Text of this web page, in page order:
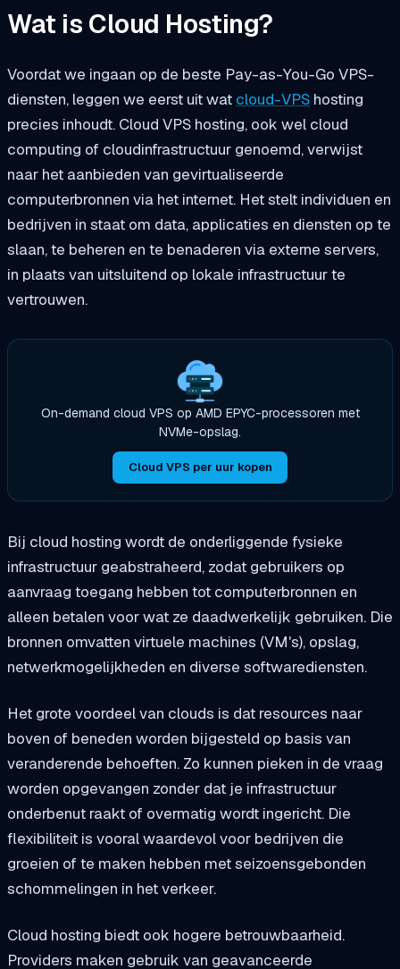
Wat is Cloud Hosting?
Voordat we ingaan op de beste Pay-as-You-Go VPS-
diensten, leggen we eerst uit wat cloud-VPS hosting
precies inhoudt. Cloud VPS hosting, ook wel cloud
computing of cloudinfrastructuur genoemd, verwijst
naar het aanbieden van gevirtualiseerde
computerbronnen via het internet. Het stelt individuen en
bedrijven in staat om data, applicaties en diensten op te
slaan, te beheren en te benaderen via externe servers,
in plaats van uitsluitend op lokale infrastructuur te
vertrouwen.
On-demand cloud VPS op AMD EPYC-processoren met
NVMe-opslag.
Cloud VPS per uur kopen
Bij cloud hosting wordt de onderliggende fysieke
infrastructuur geabstraheerd, zodat gebruikers op
aanvraag toegang hebben tot computerbronnen en
alleen betalen voor wat ze daadwerkelijk gebruiken. Die
bronnen omvatten virtuele machines (VM's), opslag,
netwerkmogelijkheden en diverse softwarediensten.
Het grote voordeel van clouds is dat resources naar
boven of beneden worden bijgesteld op basis van
veranderende behoeften. Zo kunnen pieken in de vraag
worden opgevangen zonder dat je infrastructuur
onderbenut raakt of overmatig wordt ingericht. Die
flexibiliteit is vooral waardevol voor bedrijven die
groeien of te maken hebben met seizoensgebonden
schommelingen in het verkeer.
Cloud hosting biedt ook hogere betrouwbaarheid.
Providers maken gebruik van geavanceerde